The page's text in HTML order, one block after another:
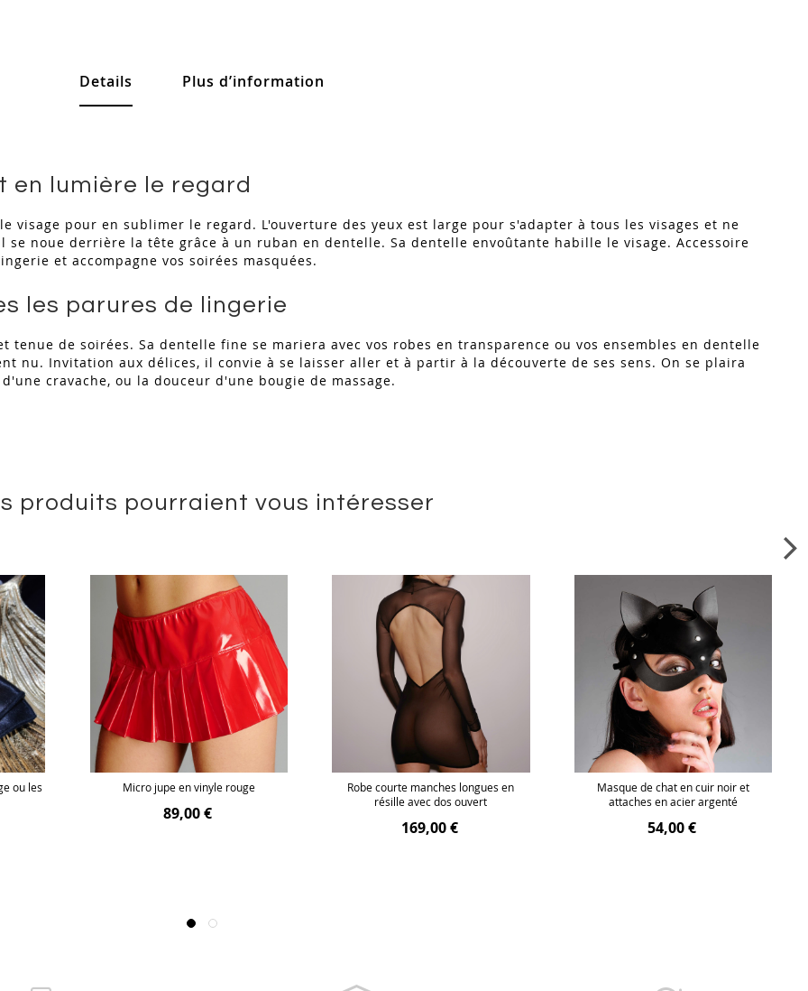
Details
en lumière le regard
visage pour en sublimer le regard. L'ouverture des yeux est large pour s'adapter à tous les visages et ne
noue derrière la tête grâce à un ruban en dentelle. Sa dentelle envoûtante habille le visage. Accessoire
et accompagne vos soirées masquées.
les parures de lingerie
tenue de soirées. Sa dentelle fine se mariera avec vos robes en transparence ou vos ensembles en dentelle
nu. Invitation aux délices, il convie à se laisser aller et à partir à la découverte de ses sens. On se plaira
cravache, ou la douceur d'une bougie de massage.
Plus d’information
produits pourraient vous intéresser
ou les
Micro jupe en vinyle rouge
89,00 €
Robe courte manches longues en
résille avec dos ouvert
169,00 €
Masque de chat en cuir noir et
attaches en acier argenté
54,00 €